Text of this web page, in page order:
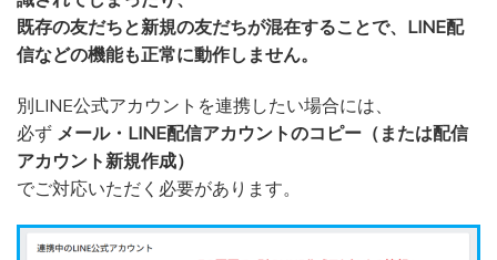
既存の友だちと新規の友だちが混在することで、LINE配
信などの機能も正常に動作しません。
別LINE公式アカウントを連携したい場合には、
必ず メール・LINE配信アカウントのコピー（または配信
アカウント新規作成）
でご対応いただく必要があります。